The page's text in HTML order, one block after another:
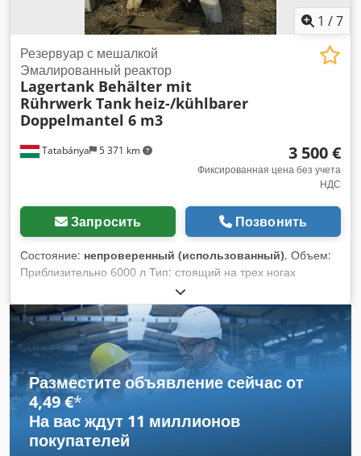
1 /7
Tatabánya 5 371 km
Резервуар с мешалкой
Эмалированный реактор
Lagertank Behälter mit
Rührwerk Tank heiz-/kühlbarer
Doppelmantel 6 m3
3 500 €
Фиксированная цена без учета
НДС
Запросить Позвонить
Состояние: непроверенный (использованный), Объем:
Приблизительно 6000 л Тип: стоящий на трех ногах
Dcjdpjhg Nk Djfx Ag Hok Диаметр резервуара: 2250 мм
Двойная оболочка с подогревом/охлаждением
Эмалированный бак
Разместите объявление сейчас от
4,49 €*
На вас ждут 11 миллионов
покупателей